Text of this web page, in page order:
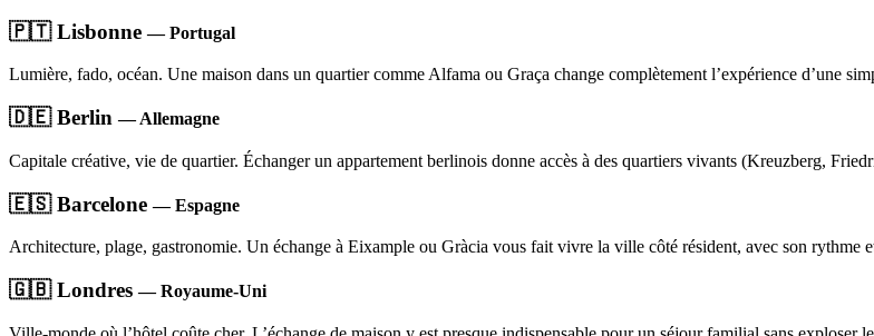
🇵🇹 Lisbonne— Portugal
Lumière, fado, océan. Une maison dans un quartier comme Alfama ou Graça change complètement l’expérience d’une
🇩🇪 Berlin— Allemagne
Capitale créative, vie de quartier. Échanger un appartement berlinois donne accès à des quartiers vivants (Kreuzberg,
🇪🇸 Barcelone— Espagne
Architecture, plage, gastronomie. Un échange à Eixample ou Gràcia vous fait vivre la ville côté résident, avec son rythme
🇬🇧 Londres— Royaume-Uni